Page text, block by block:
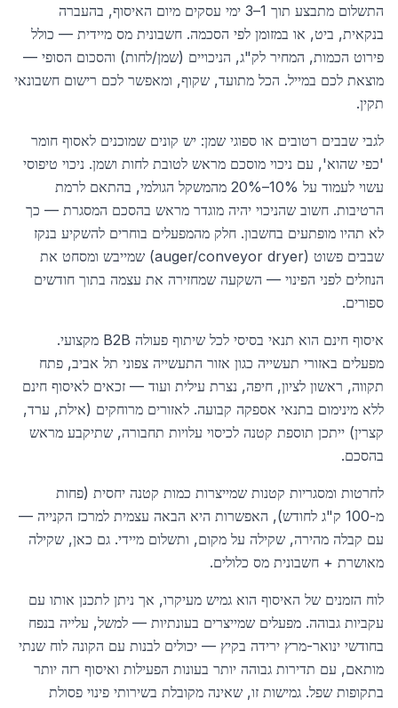
התשלום מתבצע תוך 1–3 ימי עסקים מיום האיסוף, בהעברה
בנקאית, ביט, או במזומן לפי הסכמה. חשבונית מס מיידית — כולל
פירוט הכמות, המחיר לק"ג, הניכויים (שמן/לחות) והסכום הסופי —
מוצאת לכם במייל. הכל מתועד, שקוף, ומאפשר לכם רישום חשבונאי
תקין.
לגבי שבבים רטובים או ספוגי שמן: יש קונים שמוכנים לאסוף חומר
'כפי שהוא', עם ניכוי מוסכם מראש לטובת לחות ושמן. ניכוי טיפוסי
עשוי לעמוד על 10%–20% מהמשקל הגולמי, בהתאם לרמת
הרטיבות. חשוב שהניכוי יהיה מוגדר מראש בהסכם המסגרת — כך
לא תהיו מופתעים בחשבון. חלק מהמפעלים בוחרים להשקיע בנקז
שבבים פשוט (auger/conveyor dryer) שמייבש ומסחט את
הנוזלים לפני הפינוי — השקעה שמחזירה את עצמה בתוך חודשים
ספורים.
איסוף חינם הוא תנאי בסיסי לכל שיתוף פעולה B2B מקצועי.
מפעלים באזורי תעשייה כגון אזור התעשייה צפוני תל אביב, פתח
תקווה, ראשון לציון, חיפה, נצרת עילית ועוד — זכאים לאיסוף חינם
ללא מינימום בתנאי אספקה קבועה. לאזורים מרוחקים (אילת, ערד,
קצרין) ייתכן תוספת קטנה לכיסוי עלויות תחבורה, שתיקבע מראש
בהסכם.
לחרטות ומסגריות קטנות שמייצרות כמות קטנה יחסית (פחות
מ-100 ק"ג לחודש), האפשרות היא הבאה עצמית למרכז הקנייה —
עם קבלה מהירה, שקילה על מקום, ותשלום מיידי. גם כאן, שקילה
מאושרת + חשבונית מס כלולים.
לוח הזמנים של האיסוף הוא גמיש מעיקרו, אך ניתן לתכנן אותו עם
עקביות גבוהה. מפעלים שמייצרים בעונתיות — למשל, עלייה בנפח
בחודשי ינואר-מרץ ירידה בקיץ — יכולים לבנות עם הקונה לוח שנתי
מותאם, עם תדירות גבוהה יותר בעונות הפעילות ואיסוף רזה יותר
בתקופות שפל. גמישות זו, שאינה מקובלת בשירותי פינוי פסולת